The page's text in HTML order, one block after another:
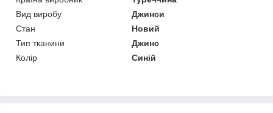
Вид виробу
Джинси
Стан
Новий
Тип тканини
Джинс
Колір
Синій